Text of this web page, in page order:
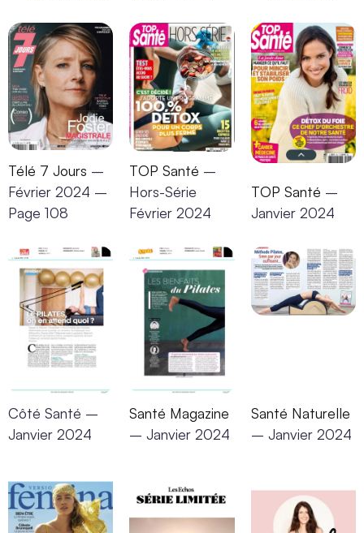
Télé 7 Jours –
Février 2024 –
Page 108
TOP Santé –
Hors-Série
Février 2024
TOP Santé –
Janvier 2024
Côté Santé –
Janvier 2024
Santé Magazine
– Janvier 2024
Santé Naturelle
– Janvier 2024